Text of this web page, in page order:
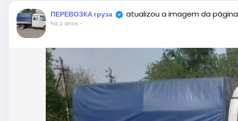
ПЕРЕВОЗКА груза atualizou a imagem da página
há 2 anos -